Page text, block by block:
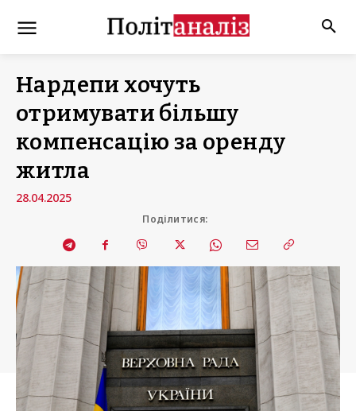
Нардепи хочуть
отримувати більшу
компенсацію за оренду
житла
28.04.2025
Поділитися: